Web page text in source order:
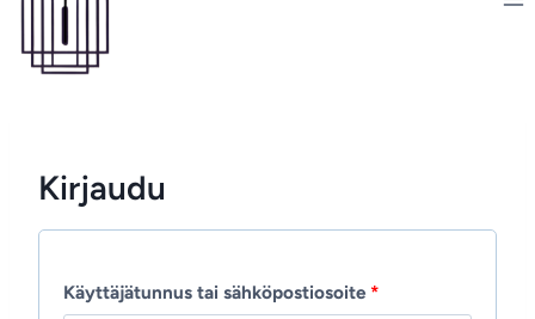
Kirjaudu
Käyttäjätunnus tai sähköpostiosoite *V